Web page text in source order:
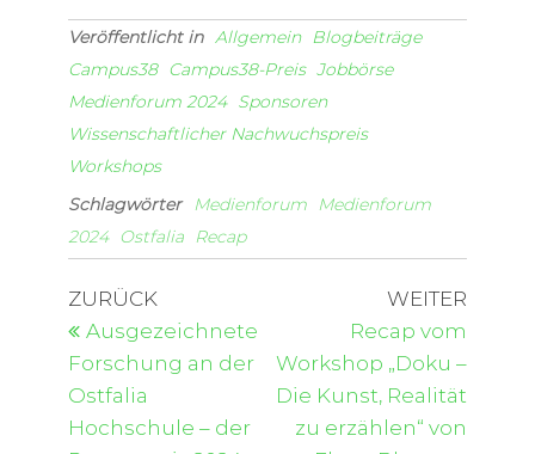
Veröffentlicht in Allgemein Blogbeiträge
Campus38 Campus38-Preis Jobbörse
Medienforum 2024 Sponsoren
Wissenschaftlicher Nachwuchspreis
Workshops
Schlagwörter
Medienforum Medienforum
2024
Ostfalia Recap
ZURÜCK
Ausgezeichnete
Forschung an der
Ostfalia
Hochschule – der
WEITER
Recap vom
Workshop „Doku –
Die Kunst, Realität
zu erzählen“ von